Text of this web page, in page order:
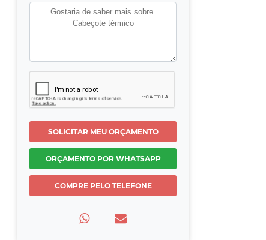
SOLICITAR MEU ORÇAMENTO
ORÇAMENTO POR WHATSAPP
COMPRE PELO TELEFONE